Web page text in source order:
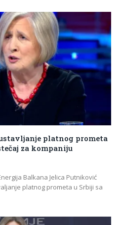
platnog prometa
za kompaniju
Balkana Jelica Putniković
platnog prometa u Srbiji sa